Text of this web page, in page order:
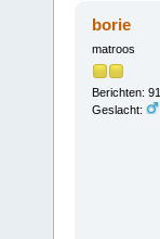
borie
matroos
Berichten: 91
Geslacht: